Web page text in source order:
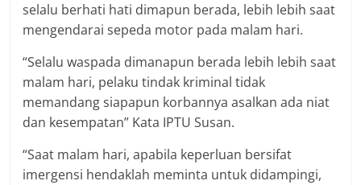
selalu berhati hati dimapun berada, lebih lebih saat
mengendarai sepeda motor pada malam hari.
“Selalu waspada dimanapun berada lebih lebih saat
malam hari, pelaku tindak kriminal tidak
memandang siapapun korbannya asalkan ada niat
dan kesempatan” Kata IPTU Susan.
“Saat malam hari, apabila keperluan bersifat
imergensi hendaklah meminta untuk didampingi,